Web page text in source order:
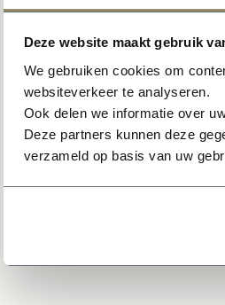
Deze website maakt gebruik
We gebruiken cookies om
websiteverkeer te analyseren.
Ook delen we informatie over
Deze partners kunnen deze
verzameld op basis van uw
Inclusief
54,50